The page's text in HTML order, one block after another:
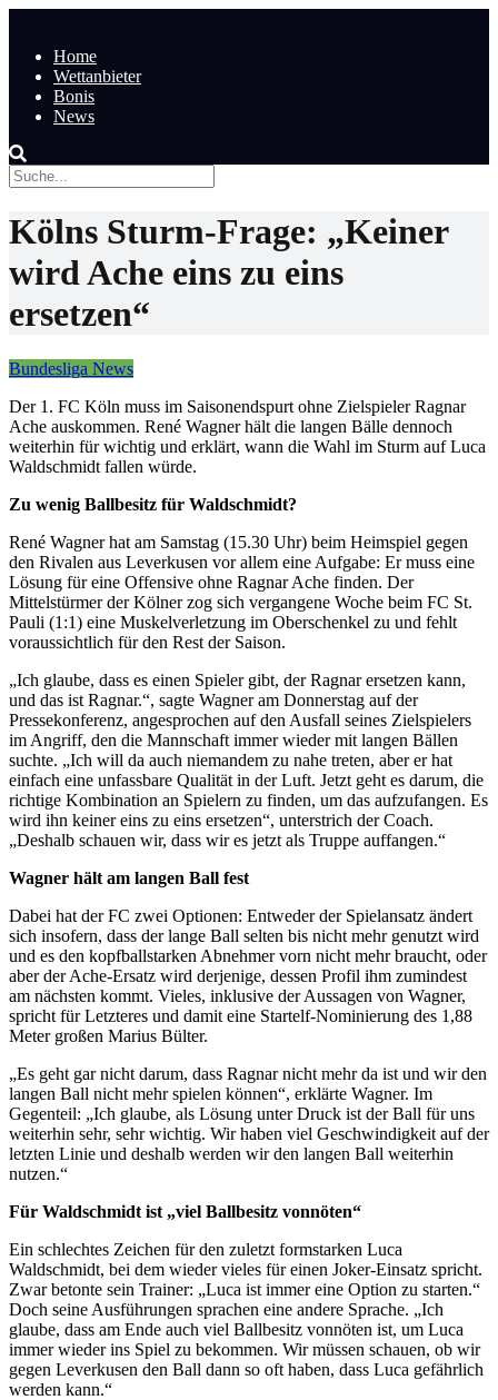
Home
Wettanbieter
Bonis
News
Kölns Sturm-Frage: „Keiner
wird Ache eins zu eins
ersetzen“
Bundesliga News
Der 1. FC Köln muss im Saisonendspurt ohne Zielspieler Ragnar
Ache auskommen. René Wagner hält die langen Bälle dennoch
weiterhin für wichtig und erklärt, wann die Wahl im Sturm auf Luca
Waldschmidt fallen würde.
Zu wenig Ballbesitz für Waldschmidt?
René Wagner hat am Samstag (15.30 Uhr) beim Heimspiel gegen
den Rivalen aus Leverkusen vor allem eine Aufgabe: Er muss eine
Lösung für eine Offensive ohne Ragnar Ache finden. Der
Mittelstürmer der Kölner zog sich vergangene Woche beim FC St.
Pauli (1:1) eine Muskelverletzung im Oberschenkel zu und fehlt
voraussichtlich für den Rest der Saison.
„Ich glaube, dass es einen Spieler gibt, der Ragnar ersetzen kann,
und das ist Ragnar.“, sagte Wagner am Donnerstag auf der
Pressekonferenz, angesprochen auf den Ausfall seines Zielspielers
im Angriff, den die Mannschaft immer wieder mit langen Bällen
suchte. „Ich will da auch niemandem zu nahe treten, aber er hat
einfach eine unfassbare Qualität in der Luft. Jetzt geht es darum, die
richtige Kombination an Spielern zu finden, um das aufzufangen. Es
wird ihn keiner eins zu eins ersetzen“, unterstrich der Coach.
„Deshalb schauen wir, dass wir es jetzt als Truppe auffangen.“
Wagner hält am langen Ball fest
Dabei hat der FC zwei Optionen: Entweder der Spielansatz ändert
sich insofern, dass der lange Ball selten bis nicht mehr genutzt wird
und es den kopfballstarken Abnehmer vorn nicht mehr braucht, oder
aber der Ache-Ersatz wird derjenige, dessen Profil ihm zumindest
am nächsten kommt. Vieles, inklusive der Aussagen von Wagner,
spricht für Letzteres und damit eine Startelf-Nominierung des 1,88
Meter großen Marius Bülter.
„Es geht gar nicht darum, dass Ragnar nicht mehr da ist und wir den
langen Ball nicht mehr spielen können“, erklärte Wagner. Im
Gegenteil: „Ich glaube, als Lösung unter Druck ist der Ball für uns
weiterhin sehr, sehr wichtig. Wir haben viel Geschwindigkeit auf der
letzten Linie und deshalb werden wir den langen Ball weiterhin
nutzen.“
Für Waldschmidt ist „viel Ballbesitz vonnöten“
Ein schlechtes Zeichen für den zuletzt formstarken Luca
Waldschmidt, bei dem wieder vieles für einen Joker-Einsatz spricht.
Zwar betonte sein Trainer: „Luca ist immer eine Option zu starten.“
Doch seine Ausführungen sprachen eine andere Sprache. „Ich
glaube, dass am Ende auch viel Ballbesitz vonnöten ist, um Luca
immer wieder ins Spiel zu bekommen. Wir müssen schauen, ob wir
gegen Leverkusen den Ball dann so oft haben, dass Luca gefährlich
werden kann.“